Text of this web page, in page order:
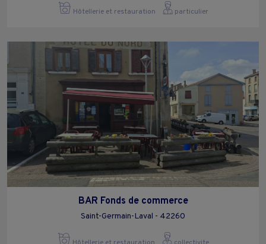
Hôtellerie et restauration particulier
BAR Fonds de commerce
Saint-Germain-Laval - 42260